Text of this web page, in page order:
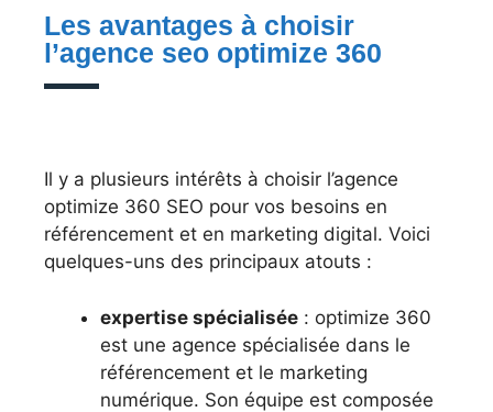
Les avantages à choisir
l’agence seo optimize 360
Il y a plusieurs intérêts à choisir l’agence
optimize 360 SEO pour vos besoins en
référencement et en marketing digital. Voici
quelques-uns des principaux atouts :
expertise spécialisée : optimize 360
est une agence spécialisée dans le
référencement et le marketing
numérique. Son équipe est composée